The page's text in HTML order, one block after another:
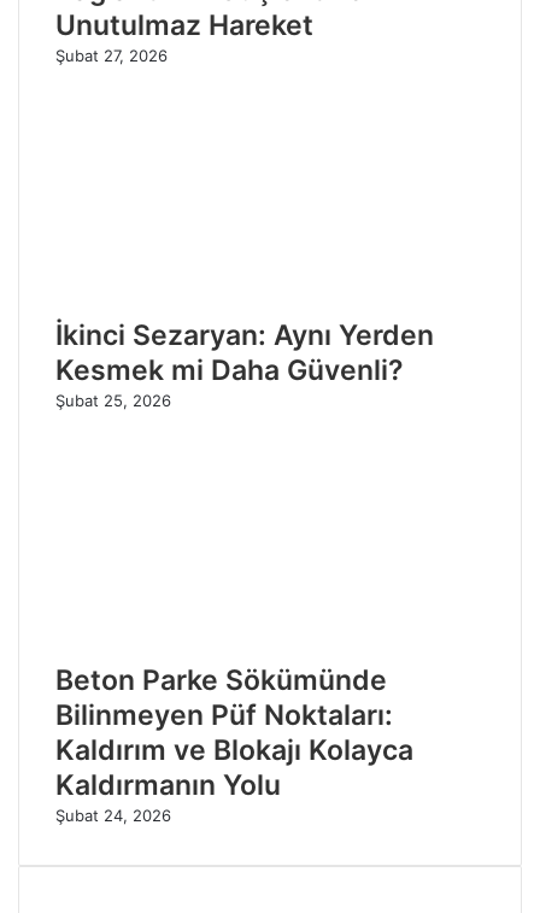
Unutulmaz Hareket
Şubat 27, 2026
İkinci Sezaryan: Aynı Yerden
Kesmek mi Daha Güvenli?
Şubat 25, 2026
Beton Parke Sökümünde
Bilinmeyen Püf Noktaları:
Kaldırım ve Blokajı Kolayca
Kaldırmanın Yolu
Şubat 24, 2026